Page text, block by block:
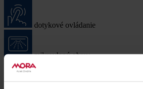
dotykové ovládanie
mikrovlnný ohrev